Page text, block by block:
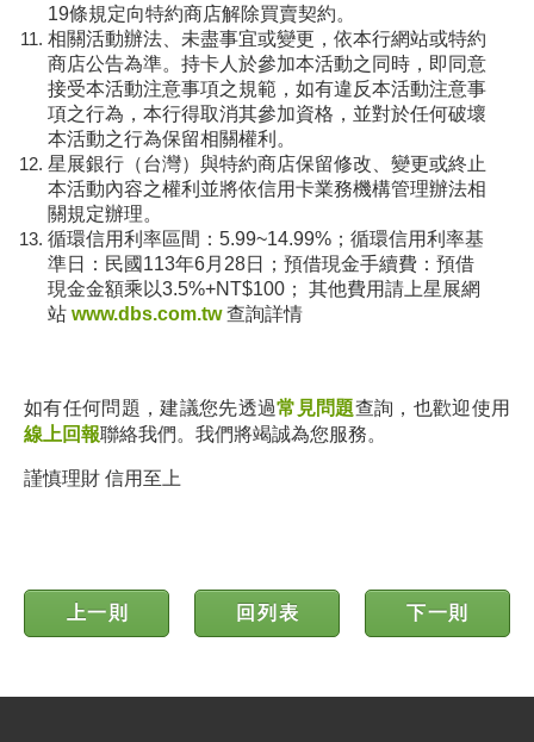
19條規定向特約商店解除買賣契約。
相關活動辦法、未盡事宜或變更，依本行網站或特約
商店公告為準。持卡人於參加本活動之同時，即同意
接受本活動注意事項之規範，如有違反本活動注意事
項之行為，本行得取消其參加資格，並對於任何破壞
本活動之行為保留相關權利。
星展銀行（台灣）與特約商店保留修改、變更或終止
本活動內容之權利並將依信用卡業務機構管理辦法相
關規定辦理。
循環信用利率區間：5.99~14.99%；循環信用利率基
準日：民國113年6月28日；預借現金手續費：預借
現金金額乘以3.5%+NT$100； 其他費用請上星展網
站 www.dbs.com.tw查詢詳情
如有任何問題，建議您先透過常見問題查詢，也歡迎使用
線上回報聯絡我們。我們將竭誠為您服務。
謹慎理財 信用至上
上一則 回列表 下一則